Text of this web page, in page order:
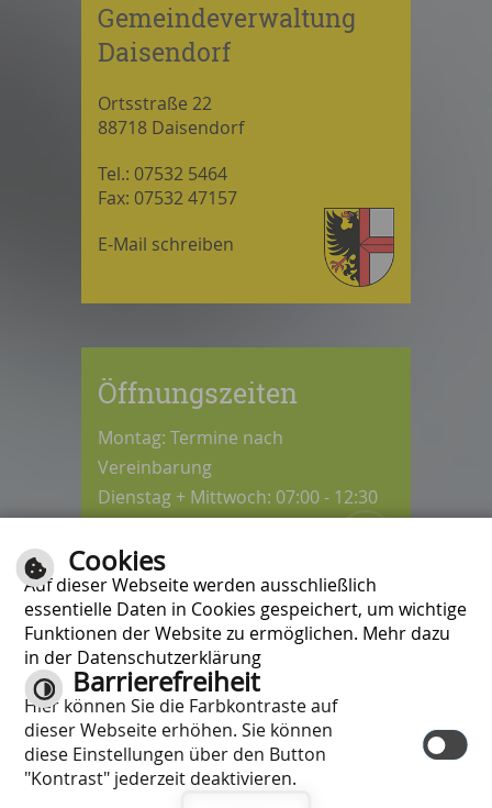
Gemeindeverwaltung
Daisendorf
Ortsstraße 22
88718 Daisendorf
Tel.: 07532 5464
Fax: 07532 47157
E-Mail schreiben
Öffnungszeiten
Montag: Termine nach
Vereinbarung
Dienstag + Mittwoch: 07:00 - 12:30
Donnerstag: 08:30 - 12:30 / 14:00 -
18:00 Uhr
Freitag: 07:00 - 12:00 Uhr
Kontrast
Inhalt|Impressum |Hilfe|
Datenschutzschutzerklärung|
Barrierefreiheit
Cookies
Auf dieser Webseite werden ausschließlich
essentielle Daten in Cookies gespeichert, um wichtige
Funktionen der Website zu ermöglichen. Mehr dazu
in der Datenschutzerklärung
Barrierefreiheit
Hier können Sie die Farbkontraste auf
dieser Webseite erhöhen. Sie können
diese Einstellungen über den Button
"Kontrast" jederzeit deaktivieren.